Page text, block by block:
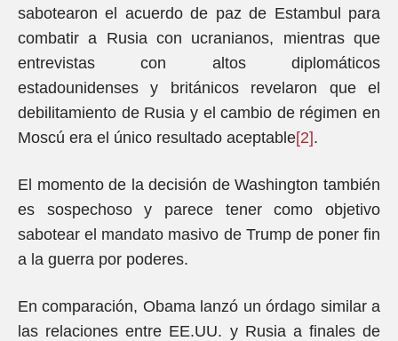
sabotearon el acuerdo de paz de Estambul para
combatir a Rusia con ucranianos, mientras que
entrevistas con altos diplomáticos
estadounidenses y británicos revelaron que el
debilitamiento de Rusia y el cambio de régimen en
Moscú era el único resultado aceptable[2].
El momento de la decisión de Washington también
es sospechoso y parece tener como objetivo
sabotear el mandato masivo de Trump de poner fin
a la guerra por poderes.
En comparación, Obama lanzó un órdago similar a
las relaciones entre EE.UU. y Rusia a finales de